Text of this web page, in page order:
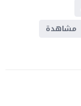
مشاهدة